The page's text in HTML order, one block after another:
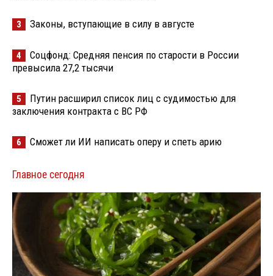
3 Законы, вступающие в силу в августе
4
Соцфонд: Средняя пенсия по старости в России
превысила 27,2 тысячи
5
Путин расширил список лиц с судимостью для
заключения контракта с ВС РФ
6 Сможет ли ИИ написать оперу и спеть арию
Главное сегодня